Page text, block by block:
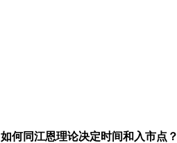
如何同江恩理论决定时间和入市点？